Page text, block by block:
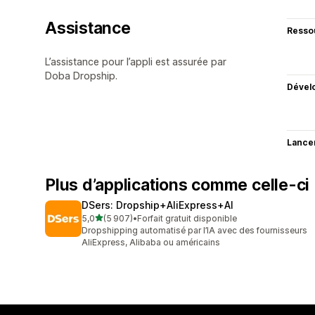
Assistance
L’assistance pour l’appli est assurée par
Doba Dropship.
Plus d’applications comme celle-ci
DSers: Dropship+AliExpress+AI
5,0étoile(s) sur 5
(5 907)
5907 avis au total
•Forfait gratuit disponible
Dropshipping automatisé par l’IA avec des fournisseurs
AliExpress, Alibaba ou américains